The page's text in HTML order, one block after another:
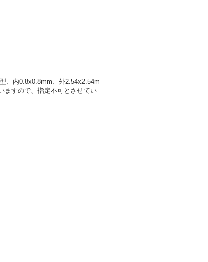
、内0.8x0.8mm、外2.54x2.54m
ますので、指定不可とさせてい